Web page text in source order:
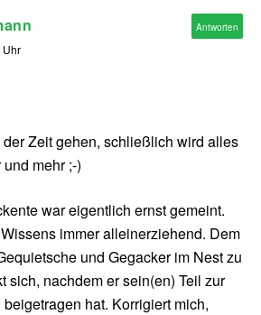
Uhr
der Zeit gehen, schließlich wird alles
mehr ;-)
war eigentlich ernst gemeint.
immer alleinerziehend. Dem
und Gegacker im Nest zu
sich, nachdem er sein(en) Teil zur
hat. Korrigiert mich,
Antworten